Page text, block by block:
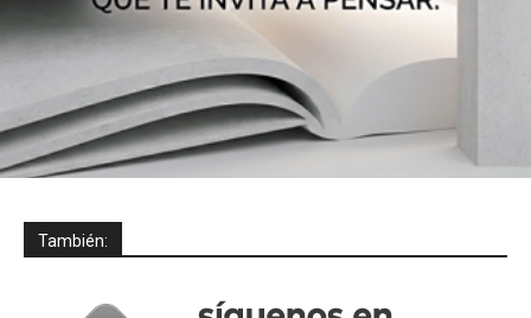
También: